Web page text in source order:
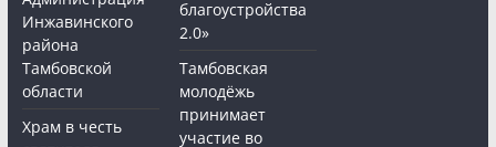
Инжавинского
района
Тамбовской
области
Храм в честь
благоустройства
2.0»
Тамбовская
молодёжь
принимает
участие во